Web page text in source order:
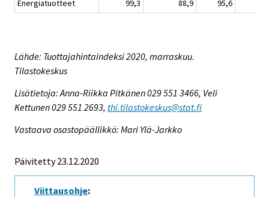
Energiatuotteet
99,3 88,9 95,6
Lähde: Tuottajahintaindeksi 2020, marraskuu.
Tilastokeskus
Lisätietoja: Anna-Riikka Pitkänen 029 551 3466, Veli
Kettunen 029 551 2693, thi.tilastokeskus@stat.fi
Vastaava osastopäällikkö: Mari Ylä-Jarkko
Päivitetty 23.12.2020
Viittausohje: